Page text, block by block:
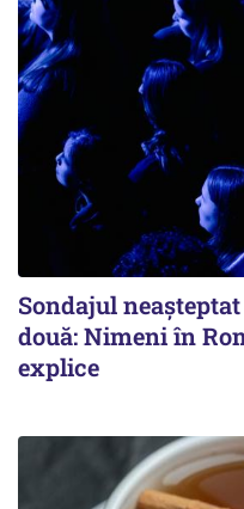
Sondajul
două: Nimeni în
explice